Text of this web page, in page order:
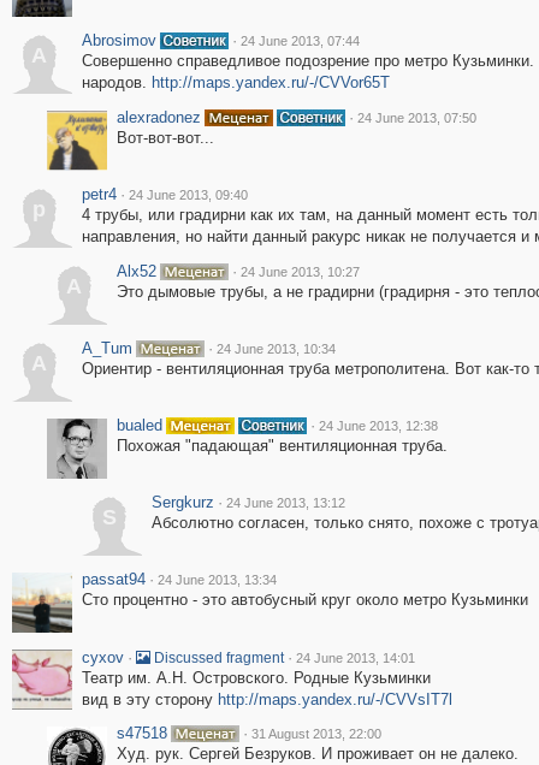
A
Abrosimov · 24 June 2013, 07:44
Совершенно справедливое подозрение про метро
народов. http://maps.yandex.ru/-/CVVor65T
alexradonez
· 24 June 2013, 07:50
Вот-вот-вот...
p
petr4 · 24 June 2013, 09:40
4 трубы, или градирни как их там, на данный момент есть
направления, но найти данный ракурс никак не получается
A
Alx52 · 24 June 2013, 10:27
Это дымовые трубы, а не градирни (градирня - это
A
A_Tum · 24 June 2013, 10:34
Ориентир - вентиляционная труба метрополитена. Вот как-то
bualed · 24 June 2013, 12:38
Похожая "падающая" вентиляционная труба.
S
Sergkurz · 24 June 2013, 13:12
Абсолютно согласен, только снято, похоже с
passat94 · 24 June 2013, 13:34
Сто процентно - это автобусный круг около метро Кузьминки
cyxov · Discussed fragment · 24 June 2013, 14:01
Театр им. А.Н. Островского. Родные Кузьминки
вид в эту сторону http://maps.yandex.ru/-/CVVsIT7l
s47518
· 31 August 2013, 22:00
Худ. рук. Сергей Безруков. И проживает он не далеко.